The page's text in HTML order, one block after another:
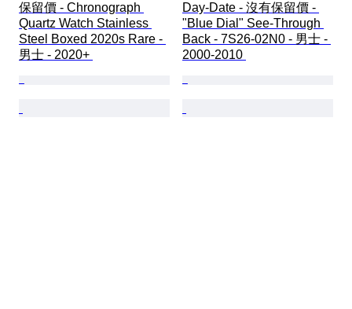
保留價 - Chronograph
Quartz Watch Stainless
Steel Boxed 2020s Rare -
男士 - 2020+
Day-Date - 沒有保留價 -
"Blue Dial" See-Through
Back - 7S26-02N0 - 男士 -
2000-2010